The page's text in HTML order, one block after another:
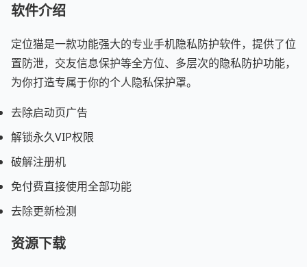
软件介绍
定位猫是一款功能强大的专业手机隐私防护软件，提供了位
置防泄，交友信息保护等全方位、多层次的隐私防护功能，
为你打造专属于你的个人隐私保护罩。
去除启动页广告
解锁永久VIP权限
破解注册机
免付费直接使用全部功能
去除更新检测
资源下载